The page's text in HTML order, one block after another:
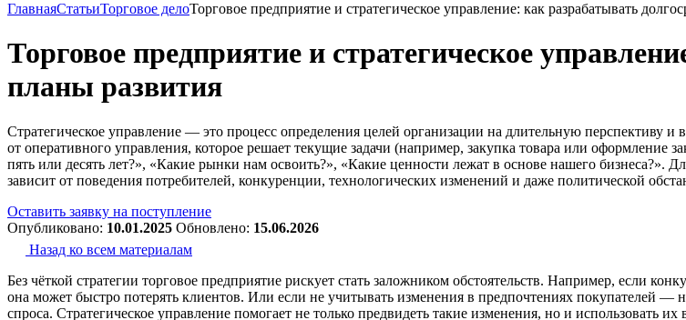
ГлавнаяСтатьиТорговое делоТорговое предприятие и стратегическое управление: как разрабатывать
Торговое предприятие и стратегическое
планы развития
Стратегическое управление — это процесс определения целей организации на длительную
от оперативного управления, которое решает текущие задачи (например, закупка товара или оформление
пять или десять лет?», «Какие рынки нам освоить?», «Какие ценности лежат в основе нашего бизнеса?».
зависит от поведения потребителей, конкуренции, технологических изменений и даже политической
Оставить заявку на поступление
Опубликовано: 10.01.2025 Обновлено: 15.06.2026
Назад ко всем материалам
Без чёткой стратегии торговое предприятие рискует стать заложником обстоятельств. Например, если
она может быстро потерять клиентов. Или если не учитывать изменения в предпочтениях покупателей —
спроса. Стратегическое управление помогает не только предвидеть такие изменения, но и использовать